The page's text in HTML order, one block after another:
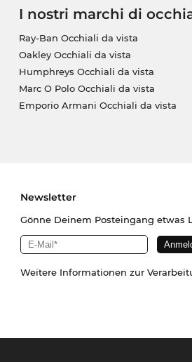
I nostri marchi di
Ray-Ban Occhiali da vista
Oakley Occhiali da vista
Humphreys Occhiali da vista
Marc O Polo Occhiali da vista
Emporio Armani Occhiali da vista
Newsletter
Gönne Deinem Posteingang etwas
Weitere Informationen zur